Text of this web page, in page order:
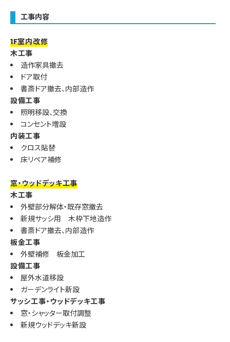
工事内容
1F室内改修
木工事
造作家具撤去
ドア取付
書斎ドア撤去、内部造作
設備工事
照明移設、交換
コンセント増設
内装工事
クロス貼替
床リペア補修
窓・ウッドデッキ工事
木工事
外壁部分解体・既存窓撤去
新規サッシ用 木枠下地造作
書斎ドア撤去、内部造作
板金工事
外壁補修 板金加工
設備工事
屋外水道移設
ガーデンライト新設
サッシ工事・ウッドデッキ工事
窓・シャッター取付調整
新規ウッドデッキ新設